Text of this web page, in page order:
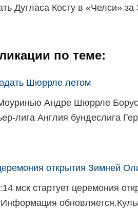
Дугласа Косту в «Челси»
по теме:
Шюррле летом
Андре Шюррле
лига Англия бундеслига
открытия Зимней
мск стартует церемония